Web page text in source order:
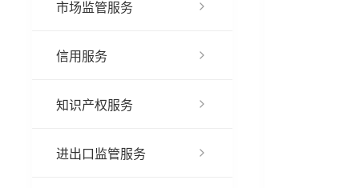
市场监管服务
信用服务
知识产权服务
进出口监管服务